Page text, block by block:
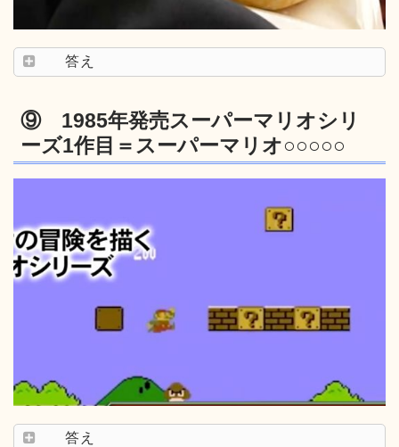
答え
⑨ 1985年発売スーパーマリオシリ
ーズ1作目＝スーパーマリオ○○○○○
答え